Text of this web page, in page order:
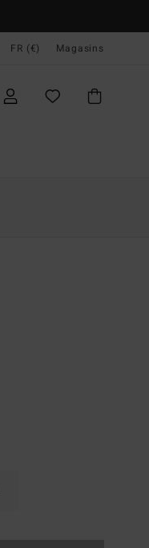
FR (€) Magasins